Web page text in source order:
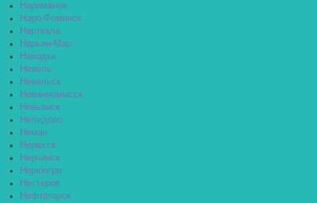
Нариманов
Наро-Фоминск
Нарткала
Нарьян-Мар
Находка
Невель
Невельск
Невинномысск
Невьянск
Нелидово
Неман
Нерехта
Нерчинск
Нерюнгри
Нестеров
Нефтегорск